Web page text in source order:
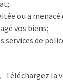
ou a menacé
vos biens;
services de
Téléchargez la